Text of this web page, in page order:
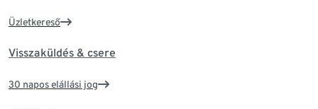
Üzletkereső
Visszaküldés & csere
30 napos elállási jog